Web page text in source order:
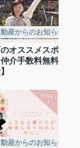
産からのお知らせ
オススメスポ
介手数料無料
産からのお知らせ